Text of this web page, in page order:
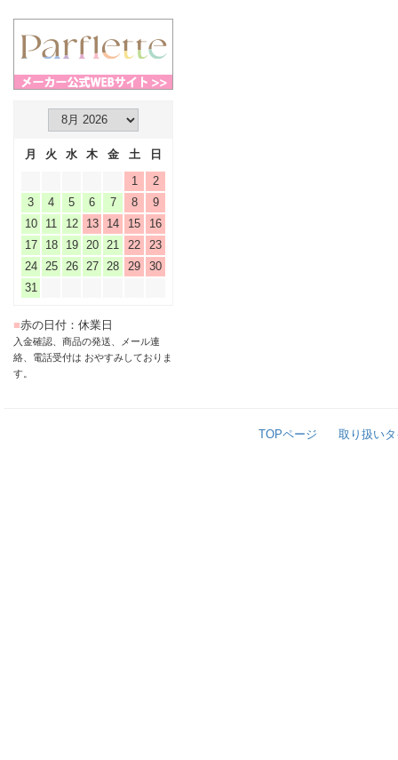
月 火 水 木 金 土
日
1
2
3
4 5 6 7 8
9
10
11 12 13 14 15
16
17
18 19 20 21 22
23
24
25 26 27 28 29
30
31
■赤の日付：休業日
入金確認、商品の発送、メール連
絡、電話受付は おやすみしておりま
す。
TOPページ 取り扱い